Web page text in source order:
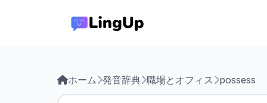
ホーム 発音辞典 職場とオフィス possess